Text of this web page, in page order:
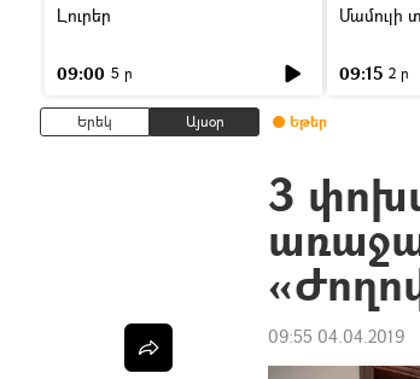
Լուրեր
09:00 5 ր
Մամուլի
09:15 2 ր
Երեկ Այսօր Եթեր
3
09:55 04.04.2019